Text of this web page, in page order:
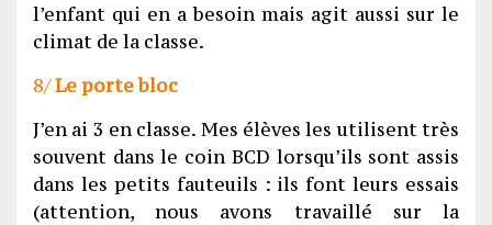
l’enfant qui en a besoin mais agit aussi sur le
climat de la classe.
8/Le porte bloc
J’en ai 3 en classe. Mes élèves les utilisent très
souvent dans le coin BCD lorsqu’ils sont assis
dans les petits fauteuils : ils font leurs essais
(attention, nous avons travaillé sur la